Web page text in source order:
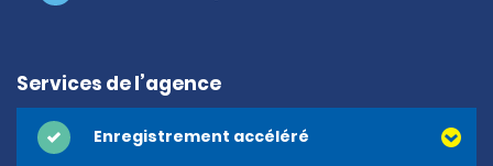
Services de l’agence
Enregistrement accéléré